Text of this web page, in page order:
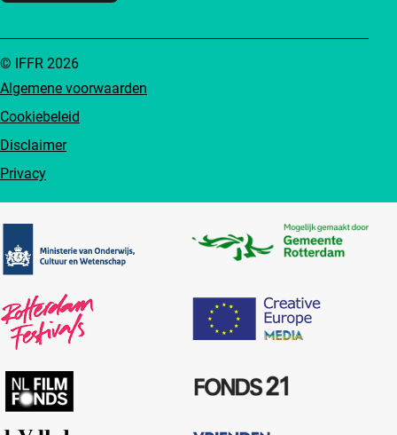
Algemene voorwaarden
Cookiebeleid
Disclaimer
Privacy
© IFFR 2026